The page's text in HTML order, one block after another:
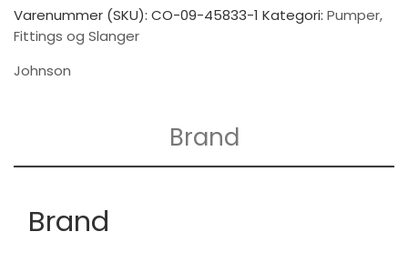
Varenummer (SKU): CO-09-45833-1 Kategori: Pumper,
Fittings og Slanger
Johnson
Brand
Brand